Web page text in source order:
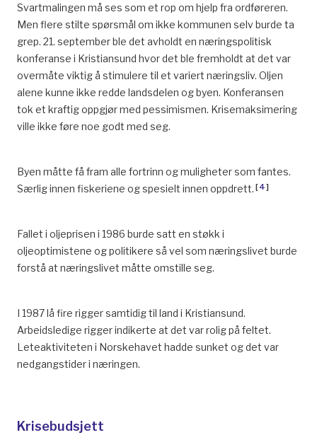
Svartmalingen må ses som et rop om hjelp fra ordføreren.
Men flere stilte spørsmål om ikke kommunen selv burde ta
grep. 21. september ble det avholdt en næringspolitisk
konferanse i Kristiansund hvor det ble fremholdt at det var
overmåte viktig å stimulere til et variert næringsliv. Oljen
alene kunne ikke redde landsdelen og byen. Konferansen
tok et kraftig oppgjør med pessimismen. Krisemaksimering
ville ikke føre noe godt med seg.
Byen måtte få fram alle fortrinn og muligheter som fantes.
Særlig innen fiskeriene og spesielt innen oppdrett. [4]
Fallet i oljeprisen i 1986 burde satt en støkk i
oljeoptimistene og politikere så vel som næringslivet burde
forstå at næringslivet måtte omstille seg.
I 1987 lå fire rigger samtidig til land i Kristiansund.
Arbeidsledige rigger indikerte at det var rolig på feltet.
Leteaktiviteten i Norskehavet hadde sunket og det var
nedgangstider i næringen.
Krisebudsjett